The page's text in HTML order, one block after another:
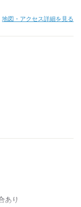
地図・アクセス詳細を見る
あり